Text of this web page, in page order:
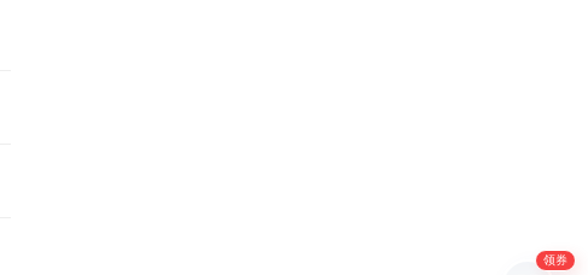
领券